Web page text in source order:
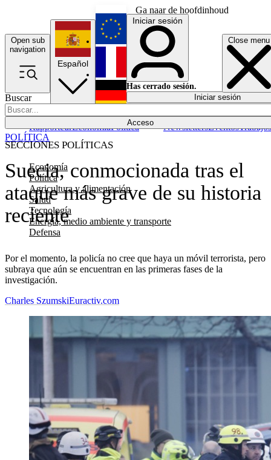
Ga naar de hoofdinhoud
Open sub
navigation
Close menu
Buscar
Acceso
SECCIONES POLÍTICAS
Economía
Política
Agricultura y alimentación
Salud
Tecnología
Energía, medio ambiente y transporte
Defensa
RapporteurEconomíaPolítica NewslettersEventosTrabajos
Español
English
Français
Iniciar sesión
Has cerrado sesión.
Iniciar sesión
Suecia, conmocionada tras el
ataque más grave de su historia
reciente
Por el momento, la policía no cree que haya un móvil terrorista, pero
subraya que aún se encuentran en las primeras fases de la
investigación.
POLÍTICA
Charles SzumskiEuractiv.com